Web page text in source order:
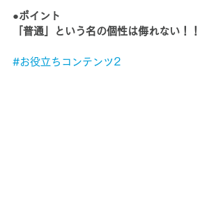
●ポイント
「普通」という名の個性は侮れない！！
#お役立ちコンテンツ2